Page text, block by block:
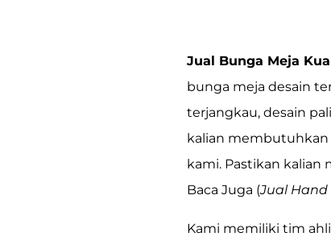
Jual Bunga Meja
bunga meja desain
terjangkau, desain
kalian membutuhkan
kami. Pastikan kalian
Baca Juga (Jual Hand
Kami memiliki tim